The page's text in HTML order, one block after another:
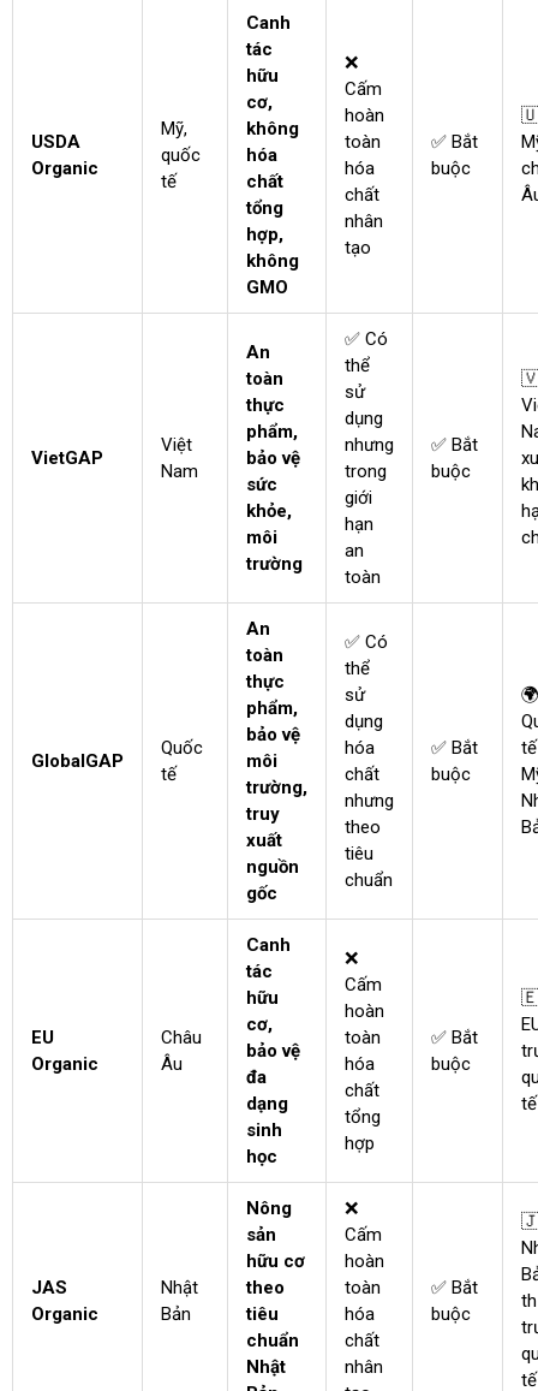
USDA
Organic
Mỹ,
quốc
tế
Canh
tác
hữu
cơ,
không
hóa
chất
tổng
hợp,
không
GMO
❌
Cấm
hoàn
toàn
hóa
chất
nhân
tạo
✅ Bắt
buộc
VietGAP
Việt
Nam
An
toàn
thực
phẩm,
bảo vệ
sức
khỏe,
môi
trường
✅ Có
thể
sử
dụng
nhưng
trong
giới
hạn
an
toàn
✅ Bắt
buộc
GlobalGAP
Quốc
tế
An
toàn
thực
phẩm,
bảo vệ
môi
trường,
truy
xuất
nguồn
gốc
✅ Có
thể
sử
dụng
hóa
chất
nhưng
theo
tiêu
chuẩn
✅ Bắt
buộc
🌍
EU
Organic
Châu
Âu
Canh
tác
hữu
cơ,
bảo vệ
đa
dạng
sinh
học
❌
Cấm
hoàn
toàn
hóa
chất
tổng
hợp
✅ Bắt
buộc
tế
JAS
Organic
Nhật
Bản
Nông
sản
hữu cơ
theo
tiêu
chuẩn
Nhật
❌
Cấm
hoàn
toàn
hóa
chất
nhân
✅ Bắt
buộc
tế